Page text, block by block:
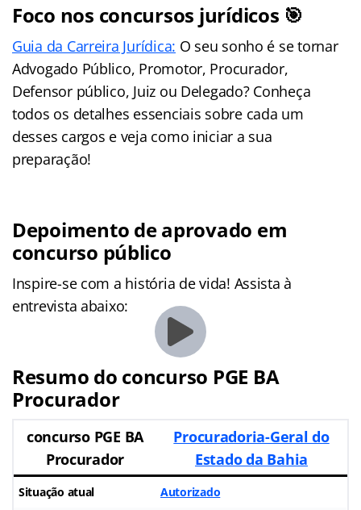
Foco nos concursos jurídicos 🎯
Guia da Carreira Jurídica: O seu sonho é se tornar
Advogado Público, Promotor, Procurador,
Defensor público, Juiz ou Delegado? Conheça
todos os detalhes essenciais sobre cada um
desses cargos e veja como iniciar a sua
preparação!
Depoimento de aprovado em
concurso público
Inspire-se com a história de vida! Assista à
entrevista abaixo:
Resumo do concurso PGE BA
Procurador
concurso PGE BA
Procurador
Procuradoria-Geral do
Estado da Bahia
Situação atual Autorizado